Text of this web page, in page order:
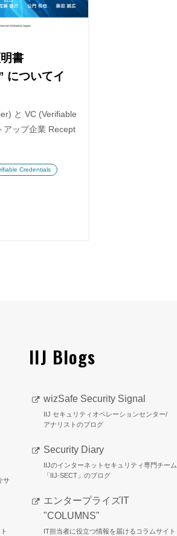
書
についてイ
と VC (Verifiable
アップ企業 Recept
Credentials
サ
IIJ Blogs
wizSafe Security Signal
IIJ セキュリティオペレーションセンター/
アナリストのブログ
Security Diary
IIJのインターネットセキュリティ専門チーム
「IIJ-SECT」のブログ
エンタープライズIT
"COLUMNS"
IT担当者に役立つ情報を届けるコラムサイト